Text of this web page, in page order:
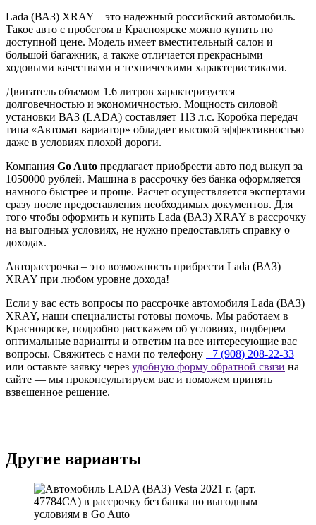
Lada (ВАЗ) XRAY – это надежный российский автомобиль.
Такое авто с пробегом в Красноярске можно купить по
доступной цене. Модель имеет вместительный салон и
большой багажник, а также отличается прекрасными
ходовыми качествами и техническими характеристиками.
Двигатель объемом 1.6 литров характеризуется
долговечностью и экономичностью. Мощность силовой
установки ВАЗ (LADA) составляет 113 л.с. Коробка передач
типа «Автомат вариатор» обладает высокой эффективностью
даже в условиях плохой дороги.
Компания Go Auto предлагает приобрести авто под выкуп за
1050000 рублей. Машина в рассрочку без банка оформляется
намного быстрее и проще. Расчет осуществляется экспертами
сразу после предоставления необходимых документов. Для
того чтобы оформить и купить Lada (ВАЗ) XRAY в рассрочку
на выгодных условиях, не нужно предоставлять справку о
доходах.
Авторассрочка – это возможность прибрести Lada (ВАЗ)
XRAY при любом уровне дохода!
Если у вас есть вопросы по рассрочке автомобиля Lada (ВАЗ)
XRAY, наши специалисты готовы помочь. Мы работаем в
Красноярске, подробно расскажем об условиях, подберем
оптимальные варианты и ответим на все интересующие вас
вопросы. Свяжитесь с нами по телефону +7 (908) 208-22-33
или оставьте заявку через удобную форму обратной связи на
сайте — мы проконсультируем вас и поможем принять
взвешенное решение.
Другие варианты